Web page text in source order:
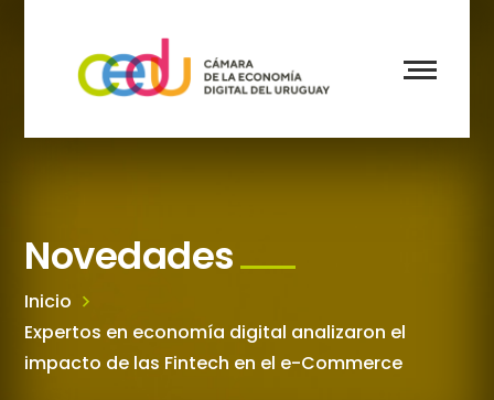
Novedades
Inicio
Expertos en economía digital analizaron el
impacto de las Fintech en el e-Commerce